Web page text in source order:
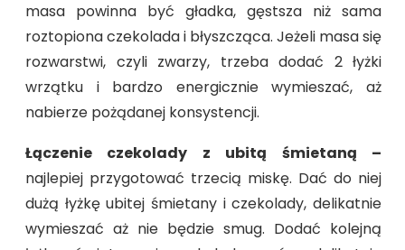
masa powinna być gładka, gęstsza niż sama
roztopiona czekolada i błyszcząca. Jeżeli masa się
rozwarstwi, czyli zwarzy, trzeba dodać 2 łyżki
wrzątku i bardzo energicznie wymieszać, aż
nabierze pożądanej konsystencji.
Łączenie czekolady z ubitą śmietaną –
najlepiej przygotować trzecią miskę. Dać do niej
dużą łyżkę ubitej śmietany i czekolady, delikatnie
wymieszać aż nie będzie smug. Dodać kolejną